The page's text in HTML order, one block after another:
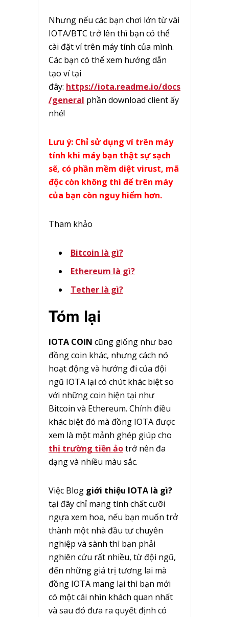
Nhưng nếu các bạn chơi lớn từ vài
IOTA/BTC trở lên thì bạn có thể
cài đặt ví trên máy tính của mình.
Các bạn có thể xem hướng dẫn
tạo ví tại
đây: https://iota.readme.io/docs
/general phần download client ấy
nhé!
Lưu ý: Chỉ sử dụng ví trên máy
tính khi máy bạn thật sự sạch
sẽ, có phần mềm diệt virust, mã
độc còn không thì để trên máy
của bạn còn nguy hiểm hơn.
Tham khảo
Bitcoin là gì?
Ethereum là gì?
Tether là gì?
Tóm lại
IOTA COIN cũng giống như bao
đồng coin khác, nhưng cách nó
hoạt động và hướng đi của đội
ngũ IOTA lại có chút khác biệt so
với những coin hiện tại như
Bitcoin và Ethereum. Chính điều
khác biệt đó mà đồng IOTA được
xem là một mảnh ghép giúp cho
thị trường tiền ảotrở nên đa
dạng và nhiều màu sắc.
Việc Blog giới thiệu IOTA là gì?
tại đây chỉ mang tính chất cưỡi
ngựa xem hoa, nếu bạn muốn trở
thành một nhà đầu tư chuyên
nghiệp và sành thì bạn phải
nghiên cứu rất nhiều, từ đội ngũ,
đến những giá trị tương lai mà
đồng IOTA mang lại thì bạn mới
có một cái nhìn khách quan nhất
và sau đó đưa ra quyết định có